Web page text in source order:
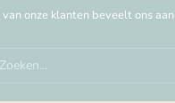
onze klanten beveelt ons aan